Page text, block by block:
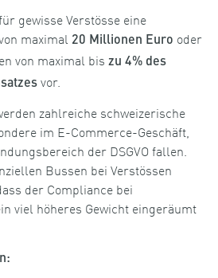
gewisse Verstösse eine
maximal 20 Millionen Euro oder
von maximal bis zu 4% des
vor.
zahlreiche schweizerische
im E-Commerce-Geschäft,
der DSGVO fallen.
Bussen bei Verstössen
der Compliance bei
viel höheres Gewicht eingeräumt